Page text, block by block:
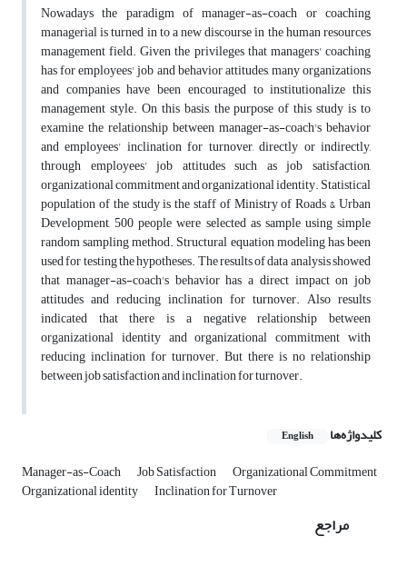
Nowadays the paradigm of manager-as-coach or coaching
managerial is turned in to a new discourse in the human resources
management field. Given the privileges that managers' coaching
has for employees' job and behavior attitudes, many organizations
and companies have been encouraged to institutionalize this
management style. On this basis, the purpose of this study is to
examine the relationship between manager-as-coach's behavior
and employees' inclination for turnover, directly or indirectly,
through employees' job attitudes such as job satisfaction,
organizational commitment and organizational identity. Statistical
population of the study is the staff of Ministry of Roads & Urban
Development, 500 people were selected as sample using simple
random sampling method. Structural equation modeling has been
used for testing the hypotheses. The results of data analysis showed
that manager-as-coach's behavior has a direct impact on job
attitudes and reducing inclination for turnover. Also results
indicated that there is a negative relationship between
organizational identity and organizational commitment with
reducing inclination for turnover. But there is no relationship
between job satisfaction and inclination for turnover.
کلیدواژه‌ها English
Manager-as-Coach Job Satisfaction Organizational Commitment
Organizational identity Inclination for Turnover
مراجع